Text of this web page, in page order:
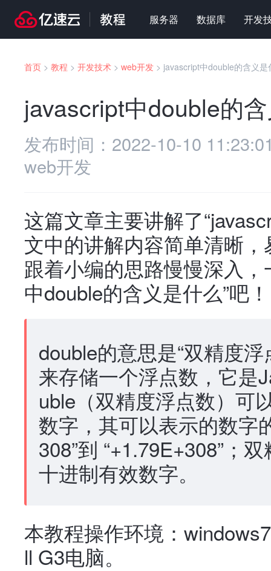
服务器 数据库 开发
首页 > 教程 > 开发技术 > web开发 > javascript中double的含义是
javascript中double的
发布时间： 2022-10-10
web开发
这篇文章主要讲解了
文中的讲解内容简单清晰
跟着小编的思路慢慢深入
中double的含义是什么”吧！
double的意思是“双精度
来存储一个浮点数，它是
uble（双精度浮点数）可
数字，其可以表示的数字
308”到 “+1.79E+308”；
十进制有效数字。
本教程操作环境：
ll G3电脑。